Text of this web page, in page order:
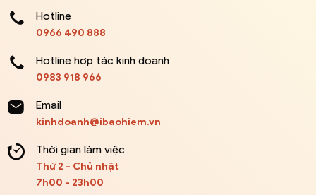
Hotline
0966 490 888
Hotline hợp tác kinh doanh
0983 918 966
Email
kinhdoanh@ibaohiem.vn
Thời gian làm việc
Thứ 2 - Chủ nhật
7h00 - 23h00